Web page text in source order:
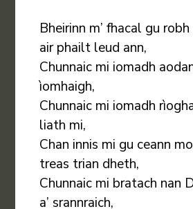
Bheirinn m’ fhacal gu
air phailt leud ann,
Chunnaic mi iomadh
ìomhaigh,
Chunnaic mi iomadh
liath mi,
Chan innis mi gu ceann
treas trian dheth,
Chunnaic mi bratach nan
a’ srannraich,